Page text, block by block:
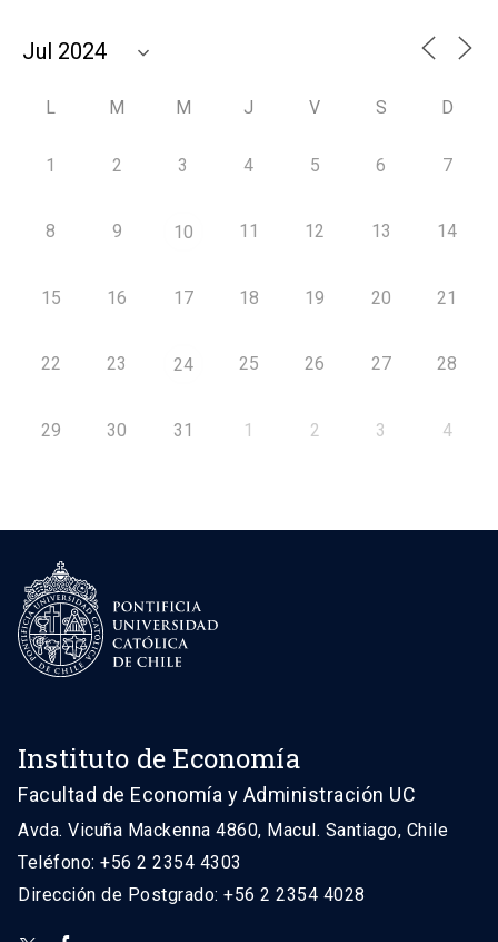
L M M J V S D
1 2 3 4 5 6 7
8 9 10 11 12 13 14
15 16 17 18 19 20 21
22 23 24 25 26 27 28
29 30 31 1 2 3 4
Instituto de Economía
Facultad de Economía y Administración UC
Avda. Vicuña Mackenna 4860, Macul. Santiago, Chile
Teléfono: +56 2 2354 4303
Dirección de Postgrado: +56 2 2354 4028